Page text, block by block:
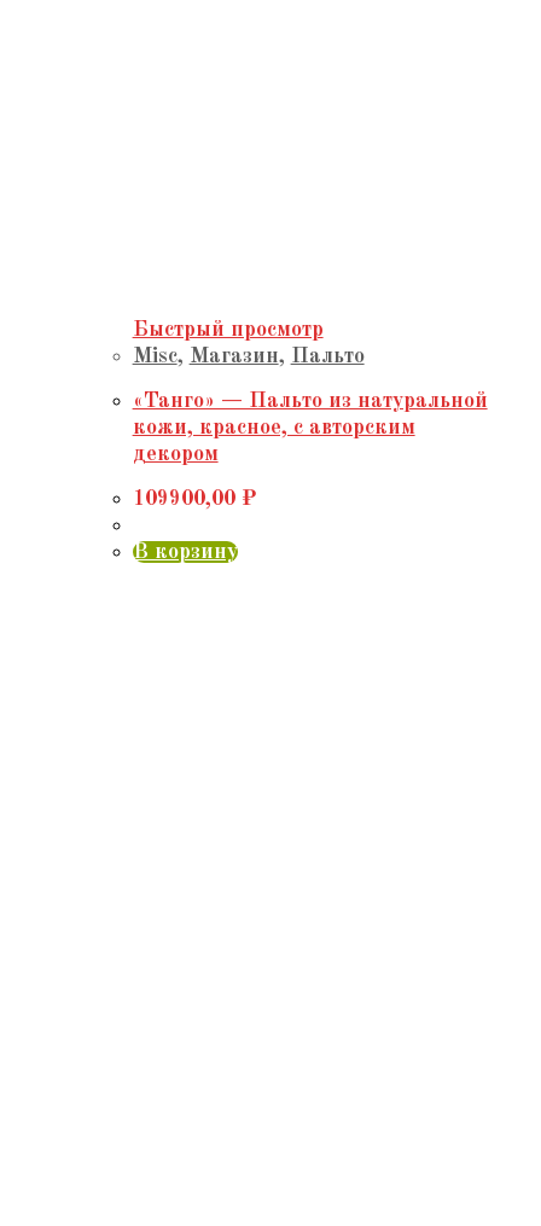
Быстрый просмотр
Misc, Магазин, Пальто
«Танго» — Пальто из натуральной
кожи, красное, с авторским
декором
109900,00 ₽
В корзину